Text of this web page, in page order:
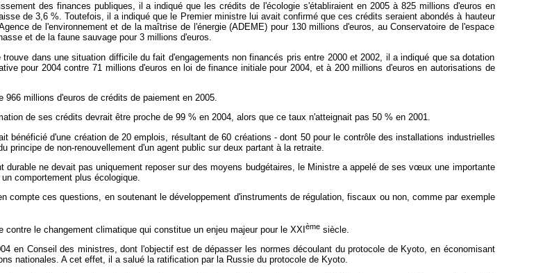
des finances publiques, il a indiqué que les crédits de l'écologie s'établiraient en 2005 à 825 millions d'euros en
de 3,6 %. Toutefois, il a indiqué que le Premier ministre lui avait confirmé que ces crédits seraient abondés à hauteur
de l'environnement et de la maîtrise de l'énergie (ADEME) pour 130 millions d'euros, au Conservatoire de l'espace
et de la faune sauvage pour 3 millions d'euros.
dans une situation difficile du fait d'engagements non financés pris entre 2000 et 2002, il a indiqué que sa dotation
pour 2004 contre 71 millions d'euros en loi de finance initiale pour 2004, et à 200 millions d'euros en autorisations de
millions d'euros de crédits de paiement en 2005.
de ses crédits devrait être proche de 99 % en 2004, alors que ce taux n'atteignait pas 50 % en 2001.
d'une création de 20 emplois, résultant de 60 créations - dont 50 pour le contrôle des installations industrielles
de non-renouvellement d'un agent public sur deux partant à la retraite.
ne devait pas uniquement reposer sur des moyens budgétaires, le Ministre a appelé de ses vœux une importante
comportement plus écologique.
compte ces questions, en soutenant le développement d'instruments de régulation, fiscaux ou non, comme par exemple
le changement climatique qui constitue un enjeu majeur pour le XXI èmesiècle.
en Conseil des ministres, dont l'objectif est de dépasser les normes découlant du protocole de Kyoto, en économisant
nationales. A cet effet, il a salué la ratification par la Russie du protocole de Kyoto.